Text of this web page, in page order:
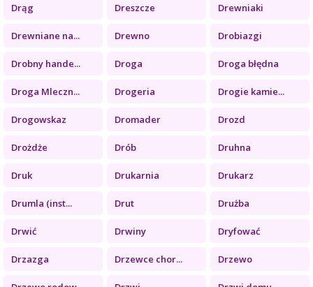
Drąg Dreszcze Drewniaki
Drewniane na... Drewno Drobiazgi
Drobny hande... Droga Droga błędna
Droga Mleczn... Drogeria Drogie kamie...
Drogowskaz Dromader Drozd
Drożdże Drób Druhna
Druk Drukarnia Drukarz
Drumla (inst... Drut Drużba
Drwić Drwiny Dryfować
Drzazga Drzewce chor... Drzewo